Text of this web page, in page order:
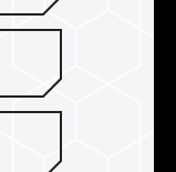
mit internen
um die